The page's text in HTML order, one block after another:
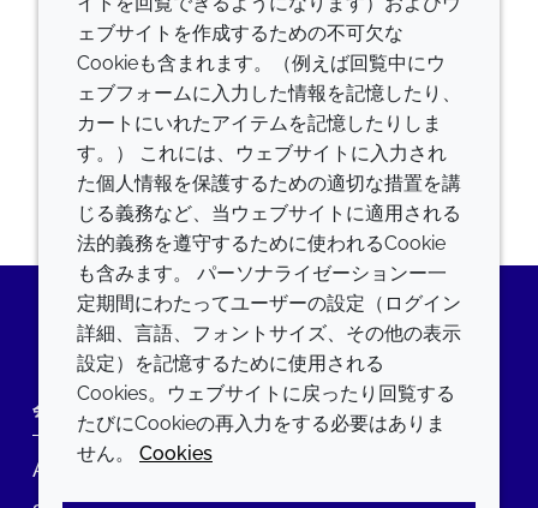
提出
LinkedIn
会社
Annual Report
LEGAL
ェブサイトを作成するための不可欠な
Cookieも含まれます。（例えば回覧中にウ
ェブフォームに入力した情報を記憶したり、
カートにいれたアイテムを記憶したりしま
す。） これには、ウェブサイトに入力され
た個人情報を保護するための適切な措置を講
じる義務など、当ウェブサイトに適用される
法的義務を遵守するために使われるCookie
も含みます。 パーソナライゼーションー一
定期間にわたってユーザーの設定（ログイン
詳細、言語、フォントサイズ、その他の表示
設定）を記憶するために使用される
Cookies。ウェブサイトに戻ったり回覧する
たびにCookieの再入力をする必要はありま
せん。 Cookies